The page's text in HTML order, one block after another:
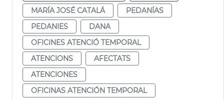
MARÍA JOSÉ CATALÁ
PEDANÍAS
PEDANIES
DANA
OFICINES ATENCIÓ TEMPORAL
ATENCIONS
AFECTATS
ATENCIONES
OFICINAS ATENCIÓN TEMPORAL